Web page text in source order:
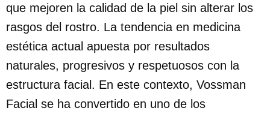
que mejoren la calidad de la piel sin alterar los
rasgos del rostro. La tendencia en medicina
estética actual apuesta por resultados
naturales, progresivos y respetuosos con la
estructura facial. En este contexto, Vossman
Facial se ha convertido en uno de los